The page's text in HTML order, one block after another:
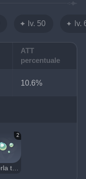
lv. 50 lv.
ATT
percentuale
10.6%
2
Perla transoceanica